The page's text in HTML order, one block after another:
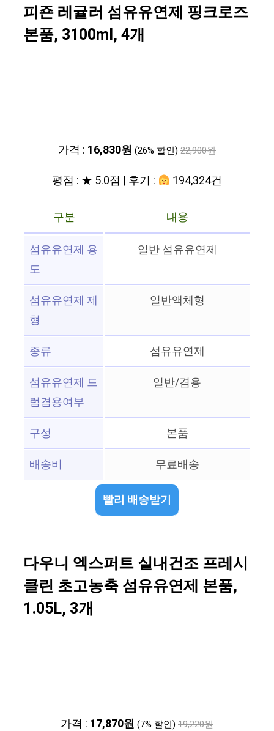
피죤 레귤러 섬유유연제 핑크로즈
본품, 3100ml, 4개
가격 : 16,830원 (26% 할인) 22,900원
평점 : ★ 5.0점 | 후기 : 194,324건
구분
내용
섬유유연제 용
도
일반 섬유유연제
섬유유연제 제
형
일반액체형
종류
섬유유연제
섬유유연제 드
럼겸용여부
일반/겸용
구성
본품
배송비
무료배송
빨리 배송받기
다우니 엑스퍼트 실내건조 프레시
클린 초고농축 섬유유연제 본품,
1.05L, 3개
가격 : 17,870원 (7% 할인) 19,220원